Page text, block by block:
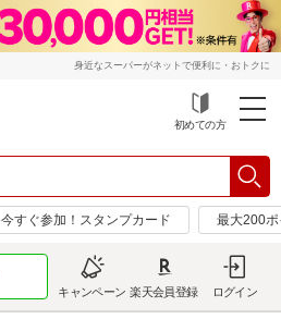
身近なスーパーがネットで便利に・おトクに
初めての方
今すぐ参加！スタンプカード 最大200
キャンペーン 楽天会員登録 ログイン